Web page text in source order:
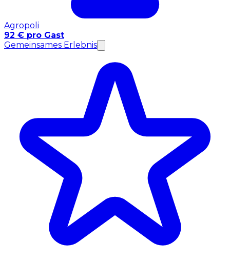
Agropoli
92 € pro Gast
Gemeinsames Erlebnis